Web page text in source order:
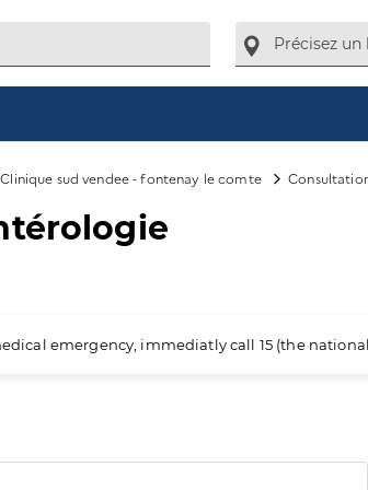
Clinique sud vendee - fontenay le comte
emergency, immediatly call 15 (the